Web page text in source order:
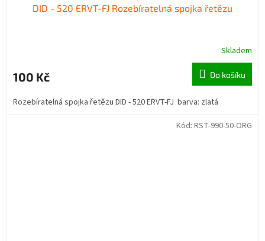
DID - 520 ERVT-FJ Rozebíratelná spojka řetězu
Skladem
100 Kč Do košíku
Rozebíratelná spojka řetězu DID - 520 ERVT-FJ barva: zlatá
Kód: RST-990-50-ORG